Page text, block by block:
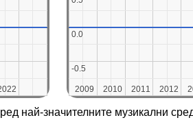
2009
2009 2010
2010 2011
2011 2012
2012
-0.5
-0.5
0.0
0.0
най-значителните музикални